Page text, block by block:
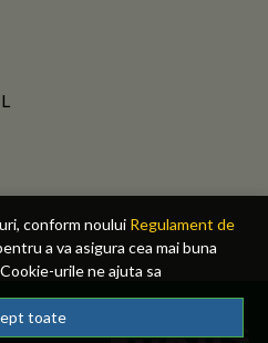
conform noului Regulament de
a va asigura cea mai buna
urile ne ajuta sa
oferindu-va dvs., cititorul, o
si mult mai rapida. Ele sunt
toate
drepturile rezervate.